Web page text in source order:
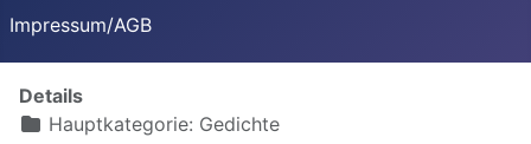
Impressum/AGB
Details
Hauptkategorie: Gedichte